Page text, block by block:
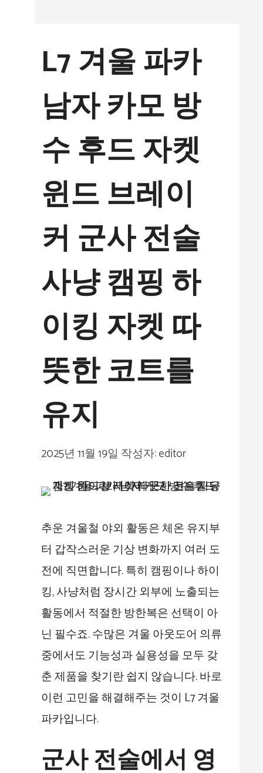
L7 겨울 파카
남자 카모 방
수 후드 자켓
윈드 브레이
커 군사 전술
사냥 캠핑 하
이킹 자켓 따
뜻한 코트를
유지
2025년 11월 19일 작성자:editor
추운 겨울철 야외 활동은 체온 유지부
터 갑작스러운 기상 변화까지 여러 도
전에 직면합니다. 특히 캠핑이나 하이
킹, 사냥처럼 장시간 외부에 노출되는
활동에서 적절한 방한복은 선택이 아
닌 필수죠. 수많은 겨울 아웃도어 의류
중에서도 기능성과 실용성을 모두 갖
춘 제품을 찾기란 쉽지 않습니다. 바로
이런 고민을 해결해주는 것이 L7 겨울
파카입니다.
군사 전술에서 영